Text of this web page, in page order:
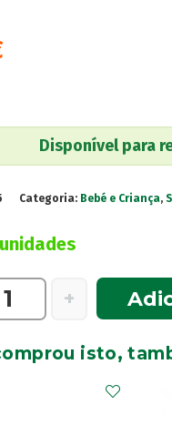
Disponível para
Categoria: Bebé e Criança,
+
isto,